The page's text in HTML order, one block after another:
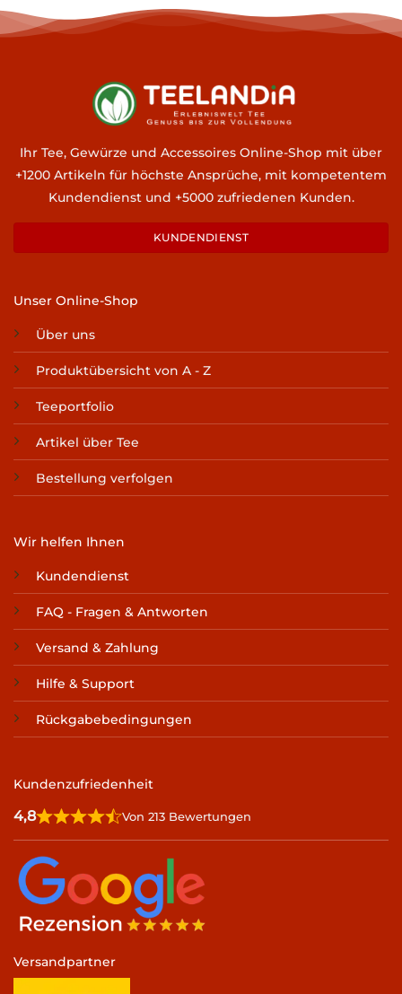
Ihr Tee, Gewürze und Accessoires Online-Shop mit über
+1200 Artikeln für höchste Ansprüche, mit kompetentem
Kundendienst und +5000 zufriedenen Kunden.
KUNDENDIENST
Unser Online-Shop
Über uns
Produktübersicht von A - Z
Teeportfolio
Artikel über Tee
Bestellung verfolgen
Wir helfen Ihnen
Kundendienst
FAQ - Fragen & Antworten
Versand & Zahlung
Hilfe & Support
Rückgabebedingungen
Kundenzufriedenheit
4,8 Von 213 Bewertungen
Versandpartner